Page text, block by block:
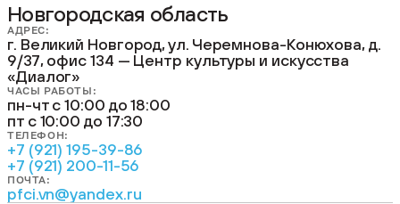
Новгородская область
АДРЕС:
г. Великий Новгород, ул. Черемнова-Конюхова, д.
9/37, офис 134 — Центр культуры и искусства
«Диалог»
ЧАСЫ РАБОТЫ:
пн-чт с 10:00 до 18:00
пт с 10:00 до 17:30
ТЕЛЕФОН:
+7 (921) 195-39-86
+7 (921) 200-11-56
ПОЧТА:
pfci.vn@yandex.ru